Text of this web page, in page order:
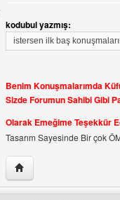
profilini görüntüle
kodubul yazmış:
istersen ilk baş
Benim Konuşmalarımda
Sizde Forumun Sahibi Gibi
Olarak Emeğime Teşekkür
Tasarım Sayesinde Bir çok
Yazarın web sitesini